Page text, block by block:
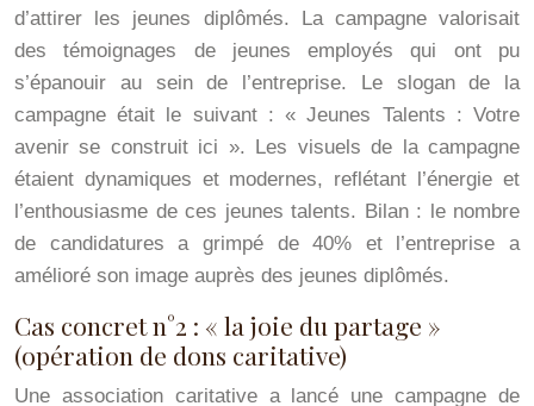
d’attirer les jeunes diplômés. La campagne valorisait
des témoignages de jeunes employés qui ont pu
s’épanouir au sein de l’entreprise. Le slogan de la
campagne était le suivant : « Jeunes Talents : Votre
avenir se construit ici ». Les visuels de la campagne
étaient dynamiques et modernes, reflétant l’énergie et
l’enthousiasme de ces jeunes talents. Bilan : le nombre
de candidatures a grimpé de 40% et l’entreprise a
amélioré son image auprès des jeunes diplômés.
Cas concret n°2 : « la joie du partage »
(opération de dons caritative)
Une association caritative a lancé une campagne de